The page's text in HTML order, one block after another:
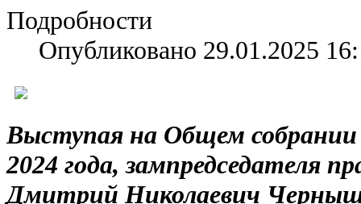
Подробности
Опубликовано 29.01.2025
Выступая на Общем собрании
2024 года, зампредседателя
Дмитрий Николаевич